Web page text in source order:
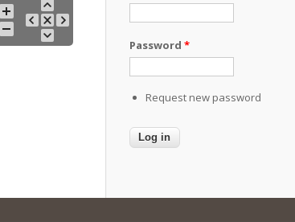
Password *
Request new password